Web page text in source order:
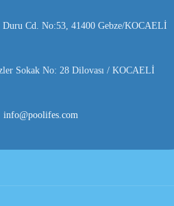
Cd. No:53, 41400 Gebze/KOCAELİ
Sokak No: 28 Dilovası / KOCAELİ
info@poolifes.com